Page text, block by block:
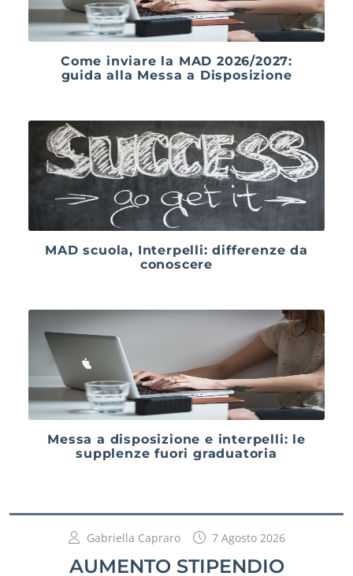
Come inviare la MAD 2026/2027:
guida alla Messa a Disposizione
MAD scuola, Interpelli: differenze da
conoscere
Messa a disposizione e interpelli: le
supplenze fuori graduatoria
Gabriella Capraro 7 Agosto 2026
AUMENTO STIPENDIO